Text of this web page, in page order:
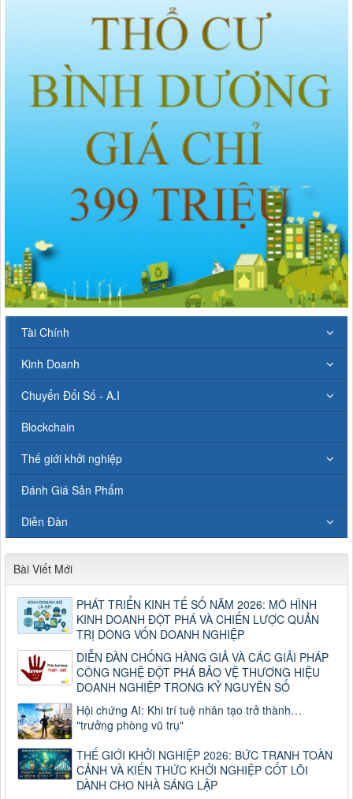
Tài Chính
Kinh Doanh
Chuyển Đổi Số - A.I
Blockchain
Thế giới khởi nghiệp
Đánh Giá Sản Phẩm
Diễn Đàn
Bài Viết Mới
PHÁT TRIỂN KINH TẾ SỐ NĂM 2026: MÔ HÌNH
KINH DOANH ĐỘT PHÁ VÀ CHIẾN LƯỢC QUẢN
TRỊ DÒNG VỐN DOANH NGHIỆP
DIỄN ĐÀN CHỐNG HÀNG GIẢ VÀ CÁC GIẢI PHÁP
CÔNG NGHỆ ĐỘT PHÁ BẢO VỆ THƯƠNG HIỆU
DOANH NGHIỆP TRONG KỶ NGUYÊN SỐ
Hội chứng AI: Khi trí tuệ nhân tạo trở thành…
"trưởng phòng vũ trụ"
THẾ GIỚI KHỞI NGHIỆP 2026: BỨC TRANH TOÀN
CẢNH VÀ KIẾN THỨC KHỞI NGHIỆP CỐT LÕI
DÀNH CHO NHÀ SÁNG LẬP